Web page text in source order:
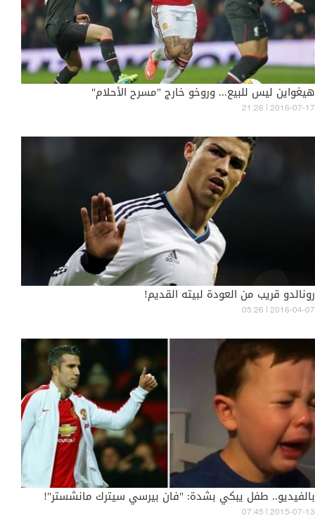
هيغواين ليس للبيع... وروخو خارج "مسرح الأحلام"
21:26 | 2016-07-17
رونالدو قريب من العودة لبيته القديم!
05:26 | 2016-04-07
بالفيديو.. طفل يبكي بشدة: "فان بيرسي سيترك مانشستر"!
07:45 | 2015-07-13